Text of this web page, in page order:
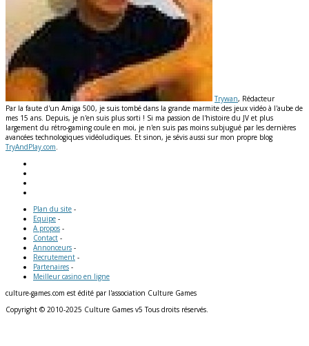
Trywan, Rédacteur
Par la faute d'un Amiga 500, je suis tombé dans la grande marmite des jeux vidéo à l'aube de
mes 15 ans. Depuis, je n'en suis plus sorti ! Si ma passion de l'histoire du JV et plus
largement du rétro-gaming coule en moi, je n'en suis pas moins subjugué par les dernières
avancées technologiques vidéoludiques. Et sinon, je sévis aussi sur mon propre blog
TryAndPlay.com
Plan du site -
Equipe -
A propos -
Contact -
Annonceurs -
Recrutement -
Partenaires -
Meilleur casino en ligne
culture-games.com est édité par l'association Culture Games
Copyright © 2010-2025 Culture Games v5 Tous droits réservés.